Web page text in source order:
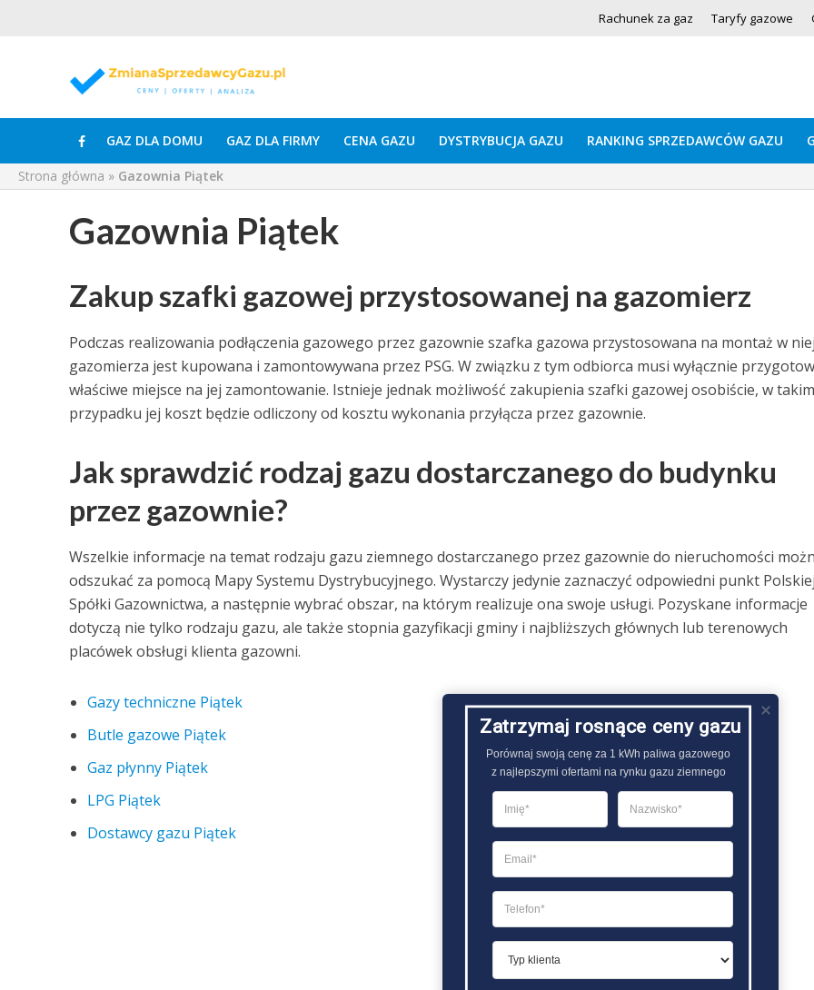
Rachunek za gaz Taryfy gazowe
GAZ DLA DOMU GAZ DLA FIRMY CENA GAZU DYSTRYBUCJA GAZU RANKING SPRZEDAWCÓW GAZU
Strona główna » Gazownia Piątek
Gazownia Piątek
Zakup szafki gazowej przystosowanej na gazomierz
Podczas realizowania podłączenia gazowego przez gazownie szafka gazowa przystosowana na montaż w
gazomierza jest kupowana i zamontowywana przez PSG. W związku z tym odbiorca musi wyłącznie
właściwe miejsce na jej zamontowanie. Istnieje jednak możliwość zakupienia szafki gazowej osobiście, w takim
przypadku jej koszt będzie odliczony od kosztu wykonania przyłącza przez gazownie.
Jak sprawdzić rodzaj gazu dostarczanego do budynku
przez gazownie?
Wszelkie informacje na temat rodzaju gazu ziemnego dostarczanego przez gazownie do nieruchomości
odszukać za pomocą Mapy Systemu Dystrybucyjnego. Wystarczy jedynie zaznaczyć odpowiedni punkt
Spółki Gazownictwa, a następnie wybrać obszar, na którym realizuje ona swoje usługi. Pozyskane informacje
dotyczą nie tylko rodzaju gazu, ale także stopnia gazyfikacji gminy i najbliższych głównych lub terenowych
placówek obsługi klienta gazowni.
Gazy techniczne Piątek
Butle gazowe Piątek
Gaz płynny Piątek
LPG Piątek
Dostawcy gazu Piątek
Zatrzymaj rosnące ceny gazu
Porównaj swoją cenę za 1 kWh paliwa gazowego
z najlepszymi ofertami na rynku gazu ziemnego